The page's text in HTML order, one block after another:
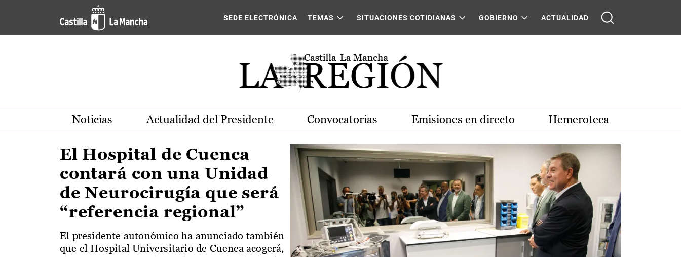
Pasar al contenido principal
Actualidad de la región de Castilla-La Mancha
SEDE ELECTRÓNICA TEMAS SITUACIONES COTIDIANAS GOBIERNO ACTUALIDAD
Noticias Actualidad del Presidente Convocatorias Emisiones en directo Hemeroteca
El Hospital de Cuenca
contará con una Unidad
de Neurocirugía que será
“referencia regional”
El presidente autonómico ha anunciado también
que el Hospital Universitario de Cuenca acogerá,